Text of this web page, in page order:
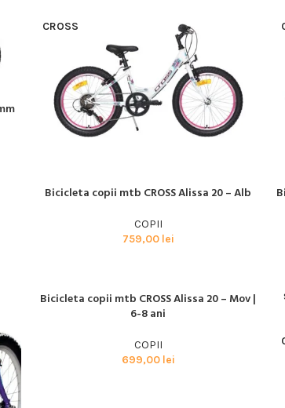
CITY SI TREKKING
BMX SI DIRT
CYCLOCROSS
CROSS
CITEȘTE MAI MULT
Bicicleta copii mtb CROSS Alissa 20 – Alb
COPII
759,00 lei
SOLD
CITEȘTE MAI MULT
Bicicleta copii mtb CROSS Alissa 20 – Mov |
6-8 ani
COPII
699,00 lei